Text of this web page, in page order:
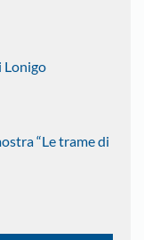
Lonigo
“Le trame di